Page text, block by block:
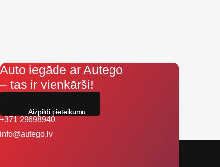
Auto iegāde ar Autego
– tas ir vienkārši!
+371 29698940
info@autego.lv